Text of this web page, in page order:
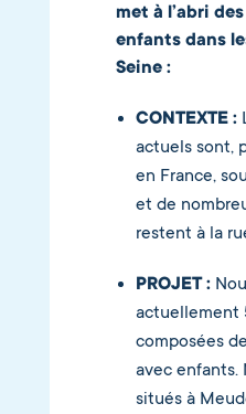
met à l’abri
enfants dans
Seine :
CONTEXTE :
actuels sont,
en France,
et de
restent à la
PROJET :
actuellement
composées
avec enfants.
situés à